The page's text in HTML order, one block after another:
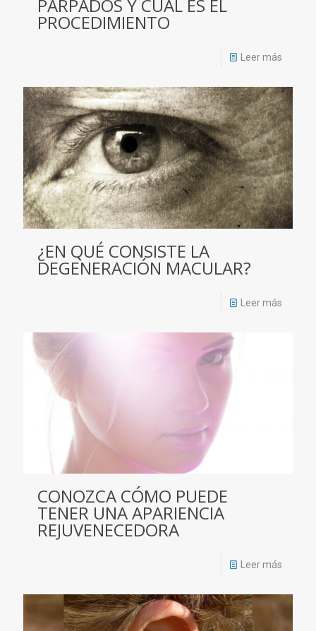
PARPADOS Y CUAL ES EL
PROCEDIMIENTO
Leer más
¿EN QUÉ CONSISTE LA
DEGENERACIÓN MACULAR?
Leer más
CONOZCA CÓMO PUEDE
TENER UNA APARIENCIA
REJUVENECEDORA
Leer más